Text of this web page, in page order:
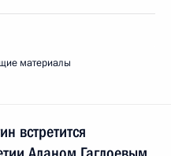
материалы
встретится